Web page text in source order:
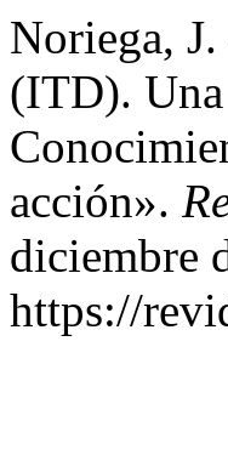
Noriega,
(ITD). Una
acción».
diciembre
https://